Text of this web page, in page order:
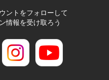
ントをフォローして
情報を受け取ろう